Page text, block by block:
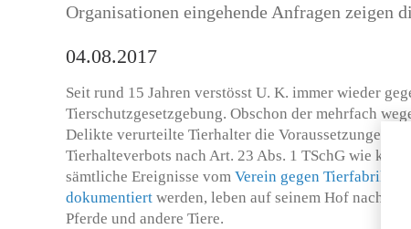
Organisationen eingehende Anfragen zeigen
04.08.2017
Seit rund 15 Jahren verstösst U. K. immer wieder
Tierschutzgesetzgebung. Obschon der mehrfach
Delikte verurteilte Tierhalter die Voraussetzungen
Tierhalteverbots nach Art. 23 Abs. 1 TSchG wie
sämtliche Ereignisse vom Verein gegen Tierfabriken
dokumentiert werden, leben auf seinem Hof nach
Pferde und andere Tiere.